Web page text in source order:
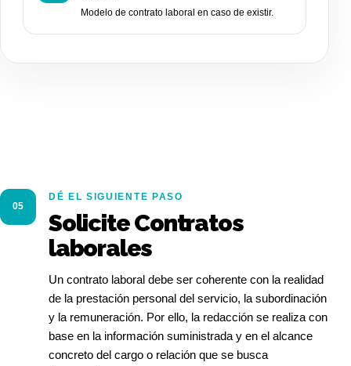
Modelo de contrato laboral en caso de existir.
05
DÉ EL SIGUIENTE PASO
Solicite Contratos
laborales
Un contrato laboral debe ser coherente con la realidad
de la prestación personal del servicio, la subordinación
y la remuneración. Por ello, la redacción se realiza con
base en la información suministrada y en el alcance
concreto del cargo o relación que se busca